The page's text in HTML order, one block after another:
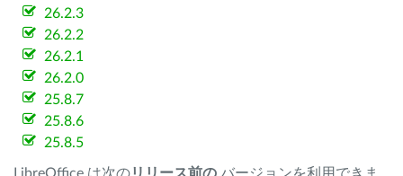
26.2.3
26.2.2
26.2.1
26.2.0
25.8.7
25.8.6
25.8.5